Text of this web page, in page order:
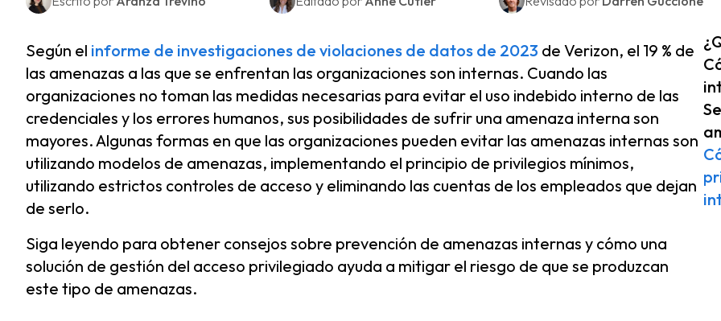
Según el informe de investigaciones de violaciones de datos de 2023 de Verizon, el 19 % de
las amenazas a las que se enfrentan las organizaciones son internas. Cuando las
organizaciones no toman las medidas necesarias para evitar el uso indebido interno de las
credenciales y los errores humanos, sus posibilidades de sufrir una amenaza interna son
mayores. Algunas formas en que las organizaciones pueden evitar las amenazas internas son
utilizando modelos de amenazas, implementando el principio de privilegios mínimos,
utilizando estrictos controles de acceso y eliminando las cuentas de los empleados que dejan
de serlo.
Siga leyendo para obtener consejos sobre prevención de amenazas internas y cómo una
solución de gestión del acceso privilegiado ayuda a mitigar el riesgo de que se produzcan
este tipo de amenazas.